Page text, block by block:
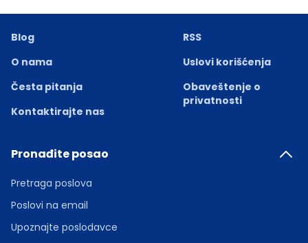
Blog
O nama
Česta pitanja
Kontaktirajte nas
RSS
Uslovi korišćenja
Obaveštenje o
privatnosti
Pronađite posao
Pretraga poslova
Poslovi na email
Upoznajte poslodavce